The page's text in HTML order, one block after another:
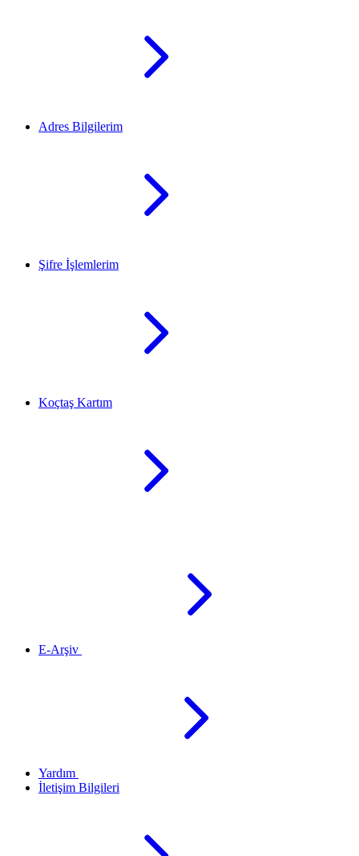
Adres Bilgilerim
Şifre İşlemlerim
Koçtaş Kartım
E-Arşiv
Yardım
İletişim Bilgileri